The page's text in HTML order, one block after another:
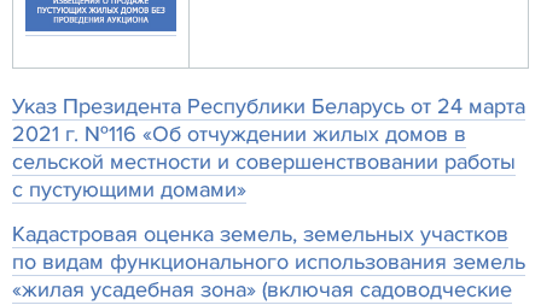
Указ Президента Республики Беларусь от 24 марта
2021 г. №116 «Об отчуждении жилых домов в
сельской местности и совершенствовании работы
с пустующими домами»
Кадастровая оценка земель, земельных участков
по видам функционального использования земель
«жилая усадебная зона» (включая садоводческие